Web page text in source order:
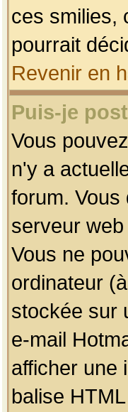
ces smilies,
pourrait
Revenir en
Puis-je
Vous
n'y a
forum.
serveur
Vous ne
ordinateur
stockée sur
e-mail
afficher une
balise